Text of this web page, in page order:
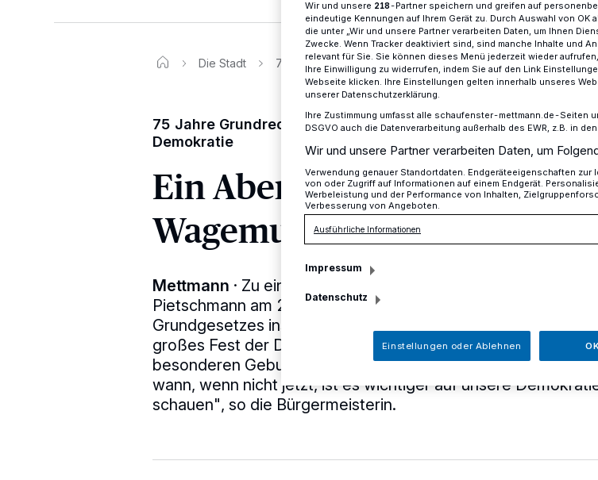
Die Stadt 75 Jahre Grundrecht: Die Stimme erheben für Freiheit,
75 Jahre Grundrecht: Die Stimme erheben für Freiheit,
Demokratie
Ein Abend für Demokratie
Wagemut
Mettmann · Zu einer kleinen Feierstunde hat Bürgermeisterin
Pietschmann am 2. Mai anlässlich des 75. Geburtstags des
Grundgesetzes ins Rathaus eingeladen. „In Berlin wird es dazu
großes Fest der Demokratie geben, auch wir wollen diesem
besonderen Geburtstag Raum und Aufmerksamkeit geben.
wann, wenn nicht jetzt, ist es wichtiger auf unsere
schauen", so die Bürgermeisterin.
Wir und unsere 218-Partner speichern und greifen auf
eindeutige Kennungen auf Ihrem Gerät zu. Durch Auswahl von
die unter „Wir und unsere Partner verarbeiten Daten, um Ihnen
Zwecke. Wenn Tracker deaktiviert sind, sind manche Inhalte und
relevant für Sie. Sie können dieses Menü jederzeit wieder
Ihre Einwilligung zu widerrufen, indem Sie auf den Link
Webseite klicken. Ihre Einstellungen gelten innerhalb unseres
unserer Datenschutzerklärung.
Ihre Zustimmung umfasst alle schaufenster-mettmann.de-Seiten
DSGVO auch die Datenverarbeitung außerhalb des EWR, z.B. in
Wir und unsere Partner verarbeiten Daten, um
Verwendung genauer Standortdaten. Endgeräteeigenschaften zur
von oder Zugriff auf Informationen auf einem Endgerät.
Werbeleistung und der Performance von Inhalten,
Verbesserung von Angeboten.
Ausführliche Informationen
Impressum
Datenschutz
Einstellungen oder Ablehnen